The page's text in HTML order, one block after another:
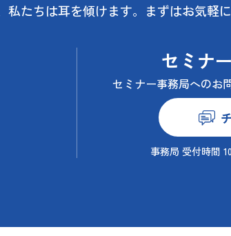
私たちは耳を傾けます。 まずはお気軽
セミナ
セミナー事務局へのお
事務局 受付時間